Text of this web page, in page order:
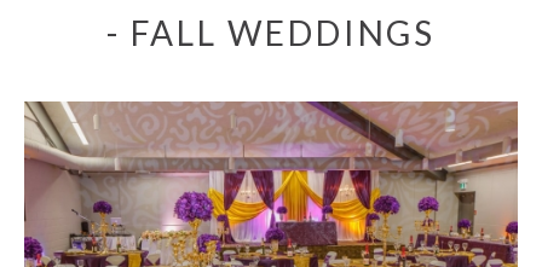
- FALL WEDDINGS